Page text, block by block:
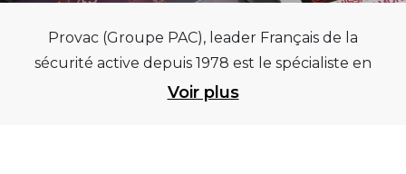
Provac (Groupe PAC), leader Français de la
sécurité active depuis 1978 est le spécialiste en
équipements pour garages et centres
Voir plus